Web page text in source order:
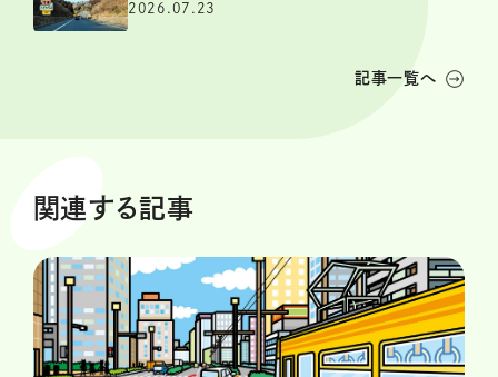
2026.07.23
記事一覧へ
関連する記事